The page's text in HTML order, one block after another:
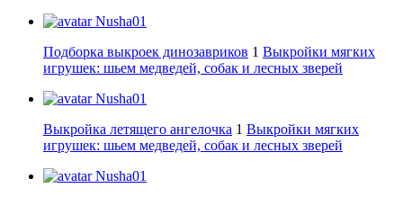
Nusha01
Подборка выкроек динозавриков 1 Выкройки мягких
игрушек: шьем медведей, собак и лесных зверей
Nusha01
Выкройка летящего ангелочка 1 Выкройки мягких
игрушек: шьем медведей, собак и лесных зверей
Nusha01